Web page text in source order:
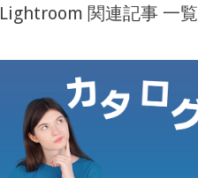
Lightroom 関連記事 一覧